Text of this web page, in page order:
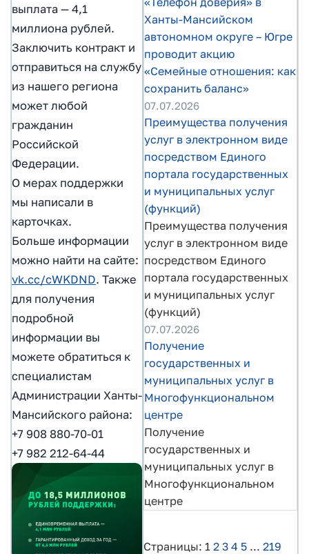
выплата — 4,1
миллиона рублей.
Заключить контракт и
отправиться на службу
из нашего региона
может любой
гражданин
Российской
Федерации.
О мерах поддержки
мы написали в
карточках.
Больше информации
можно найти на сайте:
vk.cc/cWKDND. Также
для получения
подробной
информации вы
можете обратиться к
специалистам
Администрации Ханты-
Мансийского района:
+7 908 880-70-01
+7 982 212-64-44
Ханты-Мансийском
автономном округе – Югре
проводит акцию
«Семейные отношения: как
сохранить баланс»
07.07.2026
Преимущества получения
услуг в электронном виде
посредством Единого
портала государственных
и муниципальных услуг
(функций)
Преимущества получения
услуг в электронном виде
посредством Единого
портала государственных
и муниципальных услуг
(функций)
07.07.2026
Получение
государственных и
муниципальных услуг в
Многофункциональном
центре
Получение
государственных и
муниципальных услуг в
Многофункциональном
центре
Страницы: 1 2 3 4 5 ... 219